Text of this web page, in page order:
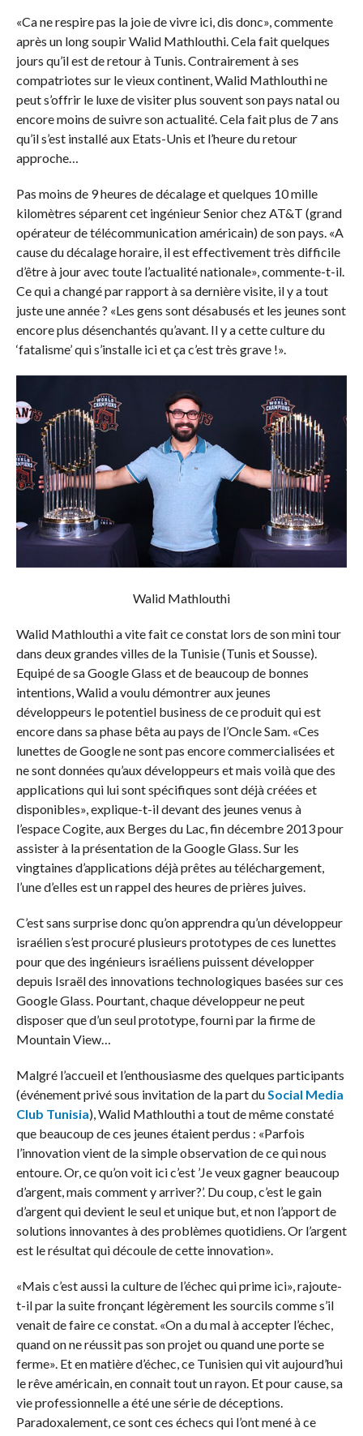
«Ca ne respire pas la joie de vivre ici, dis donc», commente
après un long soupir Walid Mathlouthi. Cela fait quelques
jours qu’il est de retour à Tunis. Contrairement à ses
compatriotes sur le vieux continent, Walid Mathlouthi ne
peut s’offrir le luxe de visiter plus souvent son pays natal ou
encore moins de suivre son actualité. Cela fait plus de 7 ans
qu’il s’est installé aux Etats-Unis et l’heure du retour
approche…
Pas moins de 9 heures de décalage et quelques 10 mille
kilomètres séparent cet ingénieur Senior chez AT&T (grand
opérateur de télécommunication américain) de son pays. «A
cause du décalage horaire, il est effectivement très difficile
d’être à jour avec toute l’actualité nationale», commente-t-il.
Ce qui a changé par rapport à sa dernière visite, il y a tout
juste une année ? «Les gens sont désabusés et les jeunes sont
encore plus désenchantés qu’avant. Il y a cette culture du
‘fatalisme’ qui s’installe ici et ça c’est très grave !».
Walid Mathlouthi
Walid Mathlouthi a vite fait ce constat lors de son mini tour
dans deux grandes villes de la Tunisie (Tunis et Sousse).
Equipé de sa Google Glass et de beaucoup de bonnes
intentions, Walid a voulu démontrer aux jeunes
développeurs le potentiel business de ce produit qui est
encore dans sa phase bêta au pays de l’Oncle Sam. «Ces
lunettes de Google ne sont pas encore commercialisées et
ne sont données qu’aux développeurs et mais voilà que des
applications qui lui sont spécifiques sont déjà créées et
disponibles», explique-t-il devant des jeunes venus à
l’espace Cogite, aux Berges du Lac, fin décembre 2013 pour
assister à la présentation de la Google Glass. Sur les
vingtaines d’applications déjà prêtes au téléchargement,
l’une d’elles est un rappel des heures de prières juives.
C’est sans surprise donc qu’on apprendra qu’un développeur
israélien s’est procuré plusieurs prototypes de ces lunettes
pour que des ingénieurs israéliens puissent développer
depuis Israël des innovations technologiques basées sur ces
Google Glass. Pourtant, chaque développeur ne peut
disposer que d’un seul prototype, fourni par la firme de
Mountain View…
Malgré l’accueil et l’enthousiasme des quelques participants
(événement privé sous invitation de la part duSocial Media
Club Tunisia), Walid Mathlouthi a tout de même constaté
que beaucoup de ces jeunes étaient perdus : «Parfois
l’innovation vient de la simple observation de ce qui nous
entoure. Or, ce qu’on voit ici c’est ’Je veux gagner beaucoup
d’argent, mais comment y arriver?’. Du coup, c’est le gain
d’argent qui devient le seul et unique but, et non l’apport de
solutions innovantes à des problèmes quotidiens. Or l’argent
est le résultat qui découle de cette innovation».
«Mais c’est aussi la culture de l’échec qui prime ici», rajoute-
t-il par la suite fronçant légèrement les sourcils comme s’il
venait de faire ce constat. «On a du mal à accepter l’échec,
quand on ne réussit pas son projet ou quand une porte se
ferme». Et en matière d’échec, ce Tunisien qui vit aujourd’hui
le rêve américain, en connait tout un rayon. Et pour cause, sa
vie professionnelle a été une série de déceptions.
Paradoxalement, ce sont ces échecs qui l’ont mené à ce